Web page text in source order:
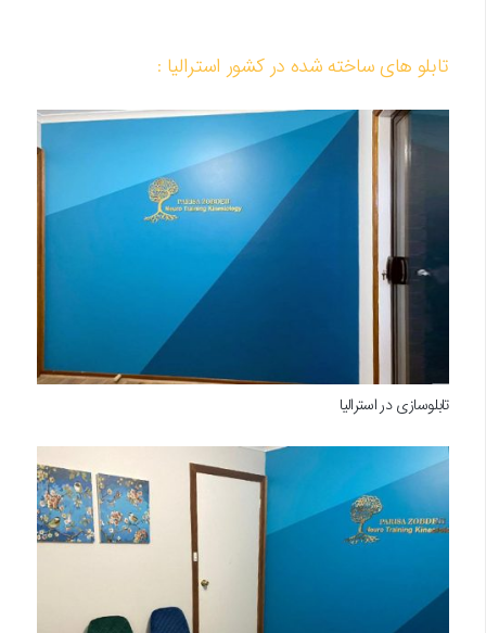
تابلو های ساخته شده در کشور استرالیا :
تابلوسازی در استرالیا